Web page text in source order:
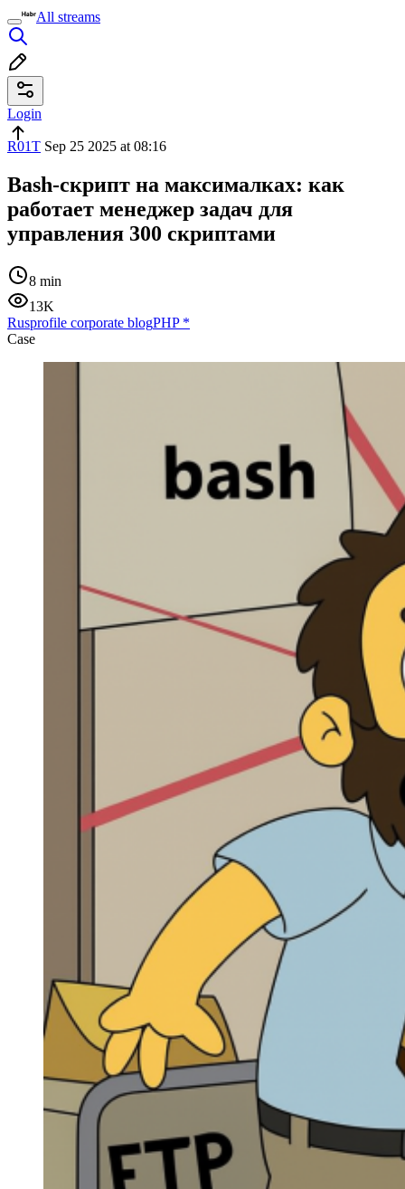
All streams
Login
R01T Sep 25 2025 at 08:16
Bash-скрипт на максималках: как
работает менеджер задач для
управления 300 скриптами
8 min
13K
Rusprofile corporate blogPHP*
Case